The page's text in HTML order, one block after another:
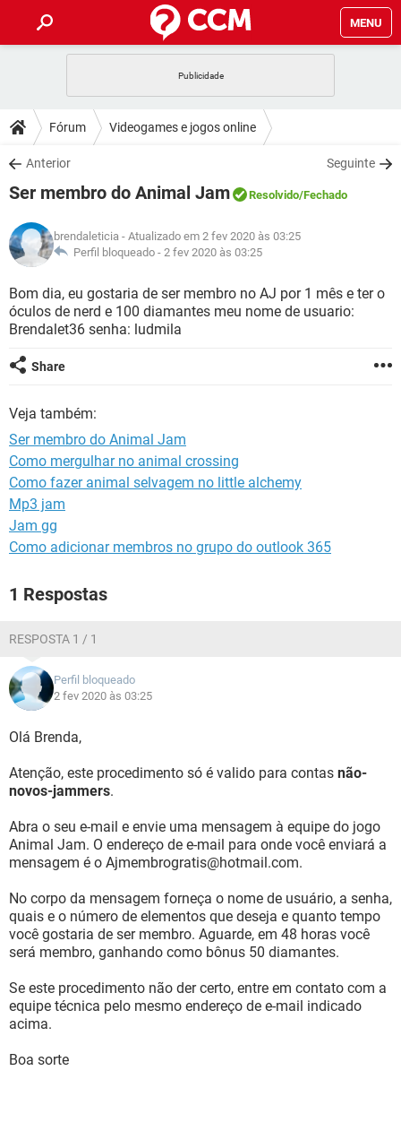
MENU
CELULAR FACEBOOK
OUTLOOK
INSTAGRAM GMAIL
GUIA DE COMPRAS
DICAS
JOGOS WHATSAPP
INSTAGRAM GMAIL
GUIA DE COMPRAS
DOWNLOADS
JOGOS WHATSAPP
CELULAR
OUTLOOK EXCEL
INSTAGRAM GMAIL
GUIA DE COMPRAS
JOGOS WHATSAPP
CELULAR
OUTLOOK EXCEL
INSTAGRAM
GUIA DE COMPRAS
GLOSSÁRIO
JOGOS WHATSAPP
CELULAR FACEBOOK
INSTAGRAM
GUIA DE COMPRAS
Fórum Videogames e jogos online
Anterior Seguinte
Ser membro do Animal Jam Resolvido/Fechado
brendaleticia - Atualizado em 2 fev 2020 às 03:25
Perfil bloqueado - 2 fev 2020 às 03:25
Bom dia, eu gostaria de ser membro no AJ por 1 mês e ter o
óculos de nerd e 100 diamantes meu nome de usuario:
Brendalet36 senha: ludmila
Share
Veja também:
Ser membro do Animal Jam
Como mergulhar no animal crossing
Como fazer animal selvagem no little alchemy
Mp3 jam
Jam gg
Como adicionar membros no grupo do outlook 365
1 Respostas
RESPOSTA 1 / 1
Perfil bloqueado
2 fev 2020 às 03:25
Olá Brenda,
Atenção, este procedimento só é valido para contas não-
novos-jammers.
Abra o seu e-mail e envie uma mensagem à equipe do jogo
Animal Jam. O endereço de e-mail para onde você enviará a
mensagem é o Ajmembrogratis@hotmail.com.
No corpo da mensagem forneça o nome de usuário, a senha,
quais e o número de elementos que deseja e quanto tempo
você gostaria de ser membro. Aguarde, em 48 horas você
será membro, ganhando como bônus 50 diamantes.
Se este procedimento não der certo, entre em contato com a
equipe técnica pelo mesmo endereço de e-mail indicado
acima.
Boa sorte